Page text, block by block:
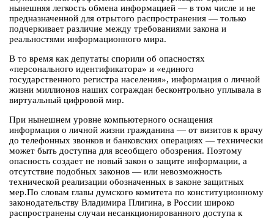
нынешняя легкость обмена информацией — в том числе и не
предназначенной для отрытого распространения — только
подчеркивает различие между требованиями закона и
реальностями информационного мира.
В то время как депутаты спорили об опасностях
«персонального идентификатора» и «единого
государственного регистра населения», информация о личной
жизни миллионов наших сограждан бесконтрольно уплывала в
виртуальный цифровой мир.
При нынешнем уровне компьютерного оснащения
информация о личной жизни гражданина — от визитов к врачу
до телефонных звонков и банковских операциях — технически
может быть доступна для всеобщего обозрения. Поэтому
опасность создает не новый закон о защите информации, а
отсутствие подобных законов — или невозможность
технической реализации обозначенных в законе защитных
мер.По словам главы думского комитета по конституционному
законодательству Владимира Плигина, в России широко
распространены случаи несанкционированного доступа к